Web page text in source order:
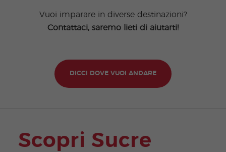
Vuoi imparare in diverse destinazioni?
Contattaci, saremo lieti di aiutarti!
DICCI DOVE VUOI ANDARE
Scopri Sucre